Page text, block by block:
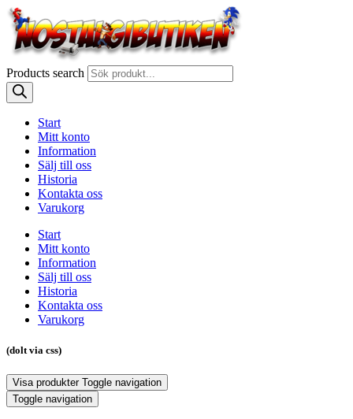
Products search
Start
Mitt konto
Information
Sälj till oss
Historia
Kontakta oss
Varukorg
Start
Mitt konto
Information
Sälj till oss
Historia
Kontakta oss
Varukorg
(dolt via css)
Visa produkter Toggle navigation
Toggle navigation